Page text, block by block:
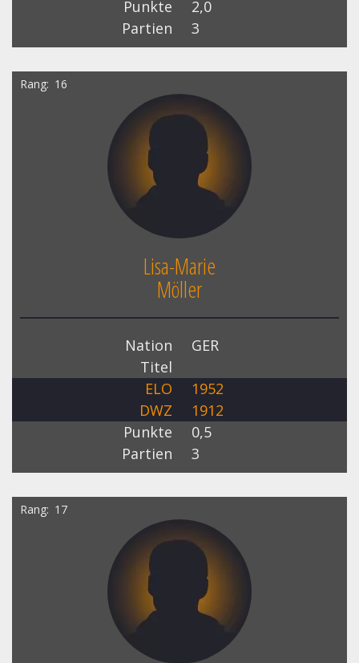
Punkte
2,0
Partien
3
Rang 16
Lisa-Marie
Möller
Nation
GER
Titel
ELO
1952
DWZ
1912
Punkte
0,5
Partien
3
Rang 17